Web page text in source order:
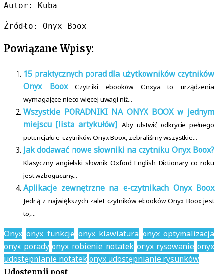
Autor: Kuba
Źródło: Onyx Boox
Powiązane Wpisy:
15 praktycznych porad dla użytkowników czytników
Onyx Boox
Czytniki ebooków Onxya to urządzenia
wymagające nieco więcej uwagi niż...
Wszystkie PORADNIKI NA ONYX BOOX w jednym
miejscu [lista artykułów] Aby ułatwić odkrycie pełnego
potencjału e-czytników Onyx Boox, zebraliśmy wszystkie...
Jak dodawać nowe słowniki na czytniku Onyx Boox?
Klasyczny angielski słownik Oxford English Dictionary co roku
jest wzbogacany...
Aplikacje zewnętrzne na e-czytnikach Onyx Boox
Jedną z największych zalet czytników ebooków Onyx Boox jest
to,...
Onyx onyx funkcje onyx klawiatura onyx optymalizacja
onyx porady onyx robienie notatek onyx rysowanie onyx
udostępnianie notatekonyx udostępnianie rysunków
Udostępnij post